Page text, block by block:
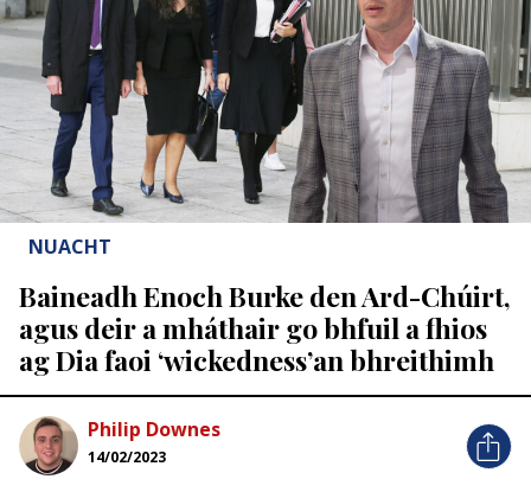
NUACHT
Baineadh Enoch Burke den Ard-Chúirt,
agus deir a mháthair go bhfuil a fhios
ag Dia faoi ‘wickedness’an bhreithimh
Philip Downes
14/02/2023